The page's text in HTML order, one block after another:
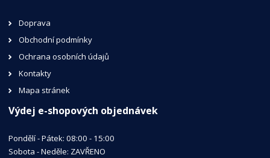
Doprava
Obchodní podmínky
Ochrana osobních údajů
Kontakty
Mapa stránek
Výdej e-shopových objednávek
Pondělí - Pátek: 08:00 - 15:00
Sobota - Neděle: ZAVŘENO